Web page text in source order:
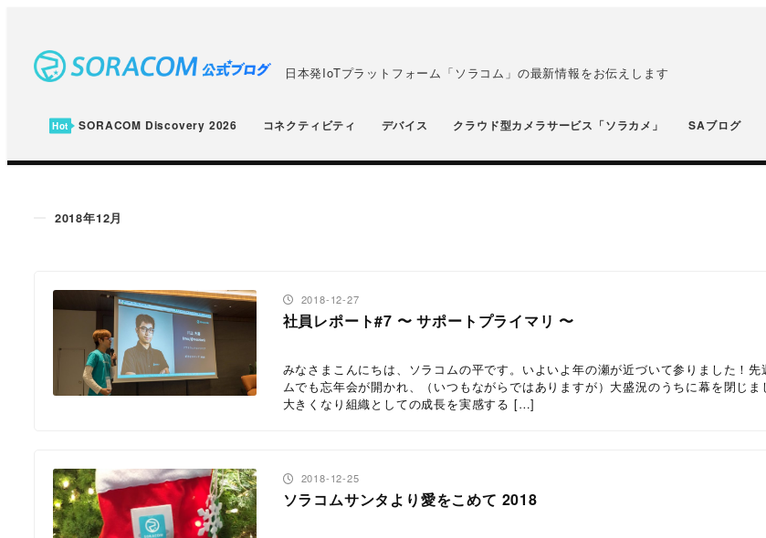
ン
日本発IoTプラットフォーム「ソラコム」の最新情報をお伝えします
SORACOM Discovery 2026 コネクティビティ デバイス クラウド型カメラサービス「ソラカメ」 SAブログ
2018年12月
社員レポート#7 〜 サポートプライマリ 〜
みなさまこんにちは、ソラコムの平です。いよいよ年の瀬が近づいて参りました！先
ムでも忘年会が開かれ、（いつもながらではありますが）大盛況のうちに幕を閉じ
大きくなり組織としての成長を実感する […]
投稿日
2018-12-27
ソラコムサンタより愛をこめて 2018
投稿日
2018-12-25